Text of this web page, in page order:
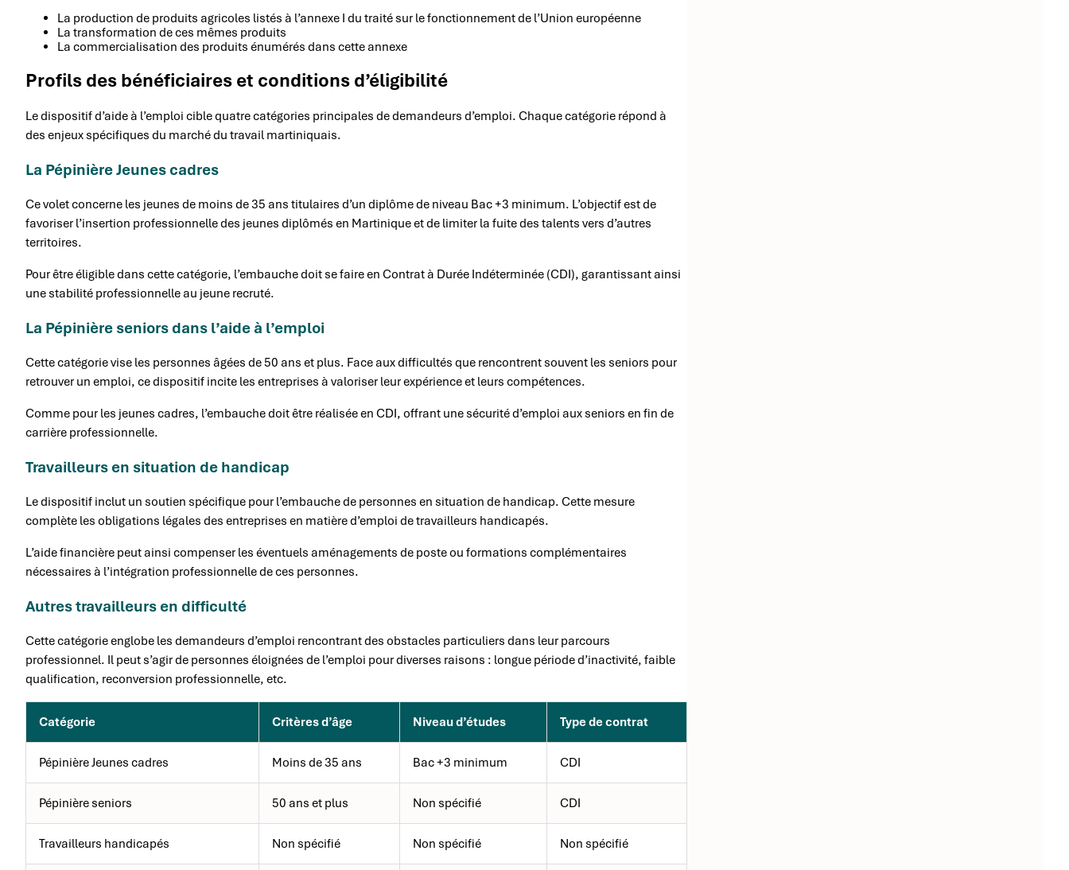
La production de produits agricoles listés à l’annexe I du traité sur le fonctionnement de l’Union européenne
La transformation de ces mêmes produits
La commercialisation des produits énumérés dans cette annexe
Profils des bénéficiaires et conditions d’éligibilité
Le dispositif d’aide à l’emploi cible quatre catégories principales de demandeurs d’emploi. Chaque catégorie répond à
des enjeux spécifiques du marché du travail martiniquais.
La Pépinière Jeunes cadres
Ce volet concerne les jeunes de moins de 35 ans titulaires d’un diplôme de niveau Bac +3 minimum. L’objectif est de
favoriser l’insertion professionnelle des jeunes diplômés en Martinique et de limiter la fuite des talents vers d’autres
territoires.
Pour être éligible dans cette catégorie, l’embauche doit se faire en Contrat à Durée Indéterminée (CDI), garantissant ainsi
une stabilité professionnelle au jeune recruté.
La Pépinière seniors dans l’aide à l’emploi
Cette catégorie vise les personnes âgées de 50 ans et plus. Face aux difficultés que rencontrent souvent les seniors pour
retrouver un emploi, ce dispositif incite les entreprises à valoriser leur expérience et leurs compétences.
Comme pour les jeunes cadres, l’embauche doit être réalisée en CDI, offrant une sécurité d’emploi aux seniors en fin de
carrière professionnelle.
Travailleurs en situation de handicap
Le dispositif inclut un soutien spécifique pour l’embauche de personnes en situation de handicap. Cette mesure
complète les obligations légales des entreprises en matière d’emploi de travailleurs handicapés.
L’aide financière peut ainsi compenser les éventuels aménagements de poste ou formations complémentaires
nécessaires à l’intégration professionnelle de ces personnes.
Autres travailleurs en difficulté
Cette catégorie englobe les demandeurs d’emploi rencontrant des obstacles particuliers dans leur parcours
professionnel. Il peut s’agir de personnes éloignées de l’emploi pour diverses raisons : longue période d’inactivité, faible
qualification, reconversion professionnelle, etc.
Catégorie Critères d’âge Niveau d’études Type de contrat
Pépinière Jeunes cadres Moins de 35 ans Bac +3 minimum CDI
Pépinière seniors 50 ans et plus Non spécifié CDI
Travailleurs handicapés Non spécifié Non spécifié Non spécifié